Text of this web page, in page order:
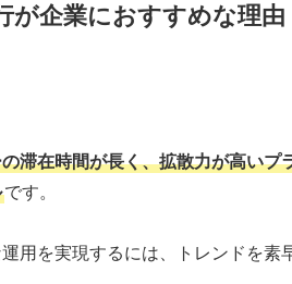
が企業におすすめな理由